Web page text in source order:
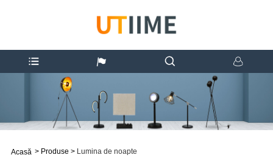
Acasă > Produse > Lumina de noapte